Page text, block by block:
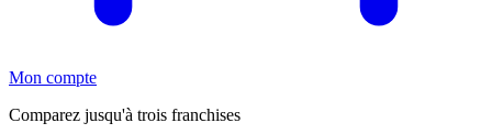
Mon compte
Comparez jusqu'à trois franchises